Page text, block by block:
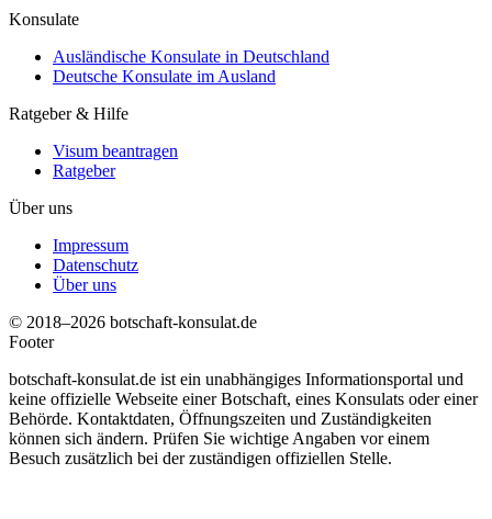
Konsulate
Ausländische Konsulate in Deutschland
Deutsche Konsulate im Ausland
Ratgeber & Hilfe
Visum beantragen
Ratgeber
Über uns
Impressum
Datenschutz
Über uns
© 2018–2026 botschaft-konsulat.de
Footer
botschaft-konsulat.de ist ein unabhängiges Informationsportal und
keine offizielle Webseite einer Botschaft, eines Konsulats oder einer
Behörde. Kontaktdaten, Öffnungszeiten und Zuständigkeiten
können sich ändern. Prüfen Sie wichtige Angaben vor einem
Besuch zusätzlich bei der zuständigen offiziellen Stelle.